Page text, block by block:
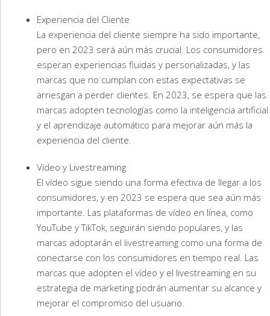
Experiencia del Cliente
La experiencia del cliente siempre ha sido importante,
pero en 2023 será aún más crucial. Los consumidores
esperan experiencias fluidas y personalizadas, y las
marcas que no cumplan con estas expectativas se
arriesgan a perder clientes. En 2023, se espera que las
marcas adopten tecnologías como la inteligencia artificial
y el aprendizaje automático para mejorar aún más la
experiencia del cliente.
Vídeo y Livestreaming
El vídeo sigue siendo una forma efectiva de llegar a los
consumidores, y en 2023 se espera que sea aún más
importante. Las plataformas de vídeo en línea, como
YouTube y TikTok, seguirán siendo populares, y las
marcas adoptarán el livestreaming como una forma de
conectarse con los consumidores en tiempo real. Las
marcas que adopten el vídeo y el livestreaming en su
estrategia de marketing podrán aumentar su alcance y
mejorar el compromiso del usuario.